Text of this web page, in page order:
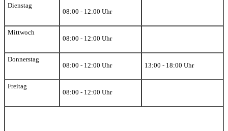
Dienstag
08:00 - 12:00 Uhr
Mittwoch
08:00 - 12:00 Uhr
Donnerstag
08:00 - 12:00 Uhr
13:00 - 18:00 Uhr
Freitag
08:00 - 12:00 Uhr